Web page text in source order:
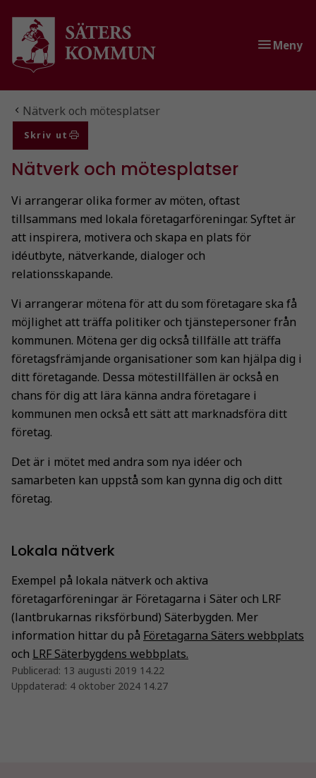
Gå till innehåll
Gå till huvudmeny
Gå till sidomeny
Meny
Du är här:
Nätverk och mötesplatser
Skriv ut
Nätverk och mötesplatser
Vi arrangerar olika former av möten, oftast
tillsammans med lokala företagarföreningar. Syftet är
att inspirera, motivera och skapa en plats för
idéutbyte, nätverkande, dialoger och
relationsskapande.
Vi arrangerar mötena för att du som företagare ska få
möjlighet att träffa politiker och tjänstepersoner från
kommunen. Mötena ger dig också tillfälle att träffa
företagsfrämjande organisationer som kan hjälpa dig i
ditt företagande. Dessa mötestillfällen är också en
chans för dig att lära känna andra företagare i
kommunen men också ett sätt att marknadsföra ditt
företag.
Det är i mötet med andra som nya idéer och
samarbeten kan uppstå som kan gynna dig och ditt
företag.
Lokala nätverk
Exempel på lokala nätverk och aktiva
företagarföreningar är Företagarna i Säter och LRF
(lantbrukarnas riksförbund) Säterbygden. Mer
information hittar du på Företagarna Säters webbplats
och LRF Säterbygdens webbplats.
Publicerad: 13 augusti 2019 14.22
Uppdaterad: 4 oktober 2024 14.27